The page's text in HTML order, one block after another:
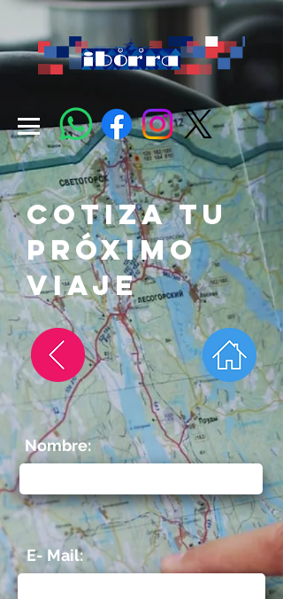
cotiza tu
próximo
viaje
Nombre:
E- Mail: